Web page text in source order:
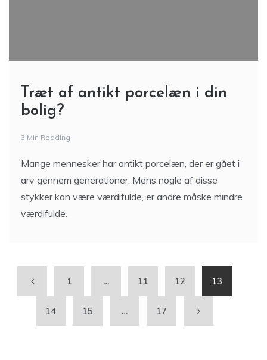
Træt af antikt porcelæn i din
bolig?
3 Min Reading
Mange mennesker har antikt porcelæn, der er gået i
arv gennem generationer. Mens nogle af disse
stykker kan være værdifulde, er andre måske mindre
værdifulde.
1 … 11 12 13
14 15 … 17